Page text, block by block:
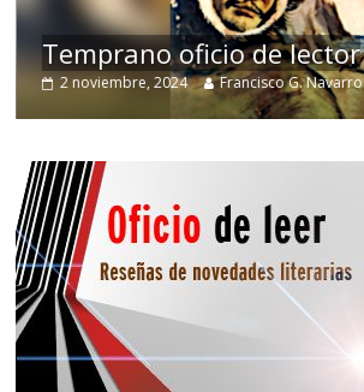
Temprano oficio de lector
2 noviembre, 2024 Francisco G. Navarro